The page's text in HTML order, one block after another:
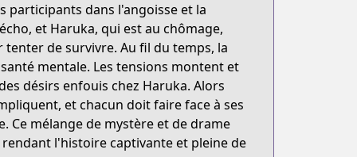
participants dans l'angoisse et la
et Haruka, qui est au chômage,
de survivre. Au fil du temps, la
mentale. Les tensions montent et
désirs enfouis chez Haruka. Alors
et chacun doit faire face à ses
Ce mélange de mystère et de drame
l'histoire captivante et pleine de